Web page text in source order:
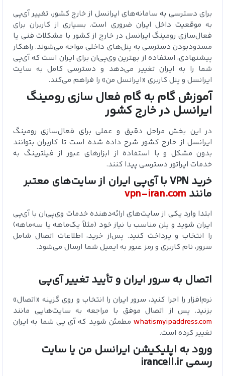
برای دسترسی به سامانه‌های ایرانسل از خارج کشور، تغییر آی‌پی
به موقعیت داخل ایران ضروری است. بسیاری از کاربران برای
فعال‌سازی رومینگ ایرانسل در خارج از کشور با مشکلات فنی یا
مسدود‌بودن دسترسی به پنل‌های داخلی مواجه می‌شوند. راهکار
پیشنهادی، استفاده از بهترین وی‌پی‌ان برای ایران است که آی‌پی
شما را به ایران تغییر می‌دهد و دسترسی کامل به سایت
ایرانسل و پنل کاربری «ایرانسل من» را فراهم می‌کند.
آموزش گام‌ به‌ گام فعال‌ سازی رومینگ
ایرانسل در خارج کشور
در این بخش مراحل دقیق و عملی برای فعال‌سازی رومینگ
ایرانسل از خارج کشور شرح داده شده است تا کاربران بتوانند
بدون مشکل و با استفاده از ابزارهای عبور از فیلترینگ به
خدمات اپراتور دسترسی پیدا کنند.
خرید VPNبا آی‌پی ایران از سایت‌های معتبر
مانند vpn-iran.com
ابتدا وارد یکی از سایت‌های ارائه‌دهنده خدمات وی‌پی‌ان با آی‌پی
ایران شوید و پلن مناسب با نیاز خود (مثلاً یک‌ماهه یا سه‌ماهه)
را انتخاب و پرداخت کنید. پس‌از خرید، اطلاعات اتصال شامل
سرور، نام کاربری و رمز عبور به ایمیل شما ارسال می‌شود.
اتصال به سرور ایران و تأیید تغییر آی‌پی
نرم‌افزار را اجرا کنید، سرور ایران را انتخاب و روی گزینه «اتصال»
بزنید. پس‌ از اتصال موفق با مراجعه به سایت‌هایی مانند
whatismyipaddress.com مطمئن شوید که آی‌ پی شما به ایران
تغییر کرده است.
ورود به اپلیکیشن ایرانسل من یا سایت
رسمیirancell.ir